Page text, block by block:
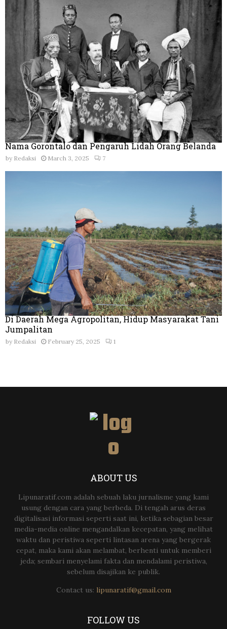
Nama Gorontalo dan Pengaruh Lidah Orang Belanda
by Redaksi March 3, 2025 7
Di Daerah Mega Agropolitan, Hidup Masyarakat Tani
Jumpalitan
by Redaksi February 25, 2025 1
ABOUT US
Lipunaratif.com adalah sebuah laku jurnalisme yang kami
usung dengan cara yang berbeda. Di tengah arus deras
digitalisasi informasi seperti saat ini, ketika sebagian besar
media-media online mengandalkan kecepatan, yang melihat
waktu dan peristiwa seperti lintasan arena yang bergerak
cepat, maka kami akan melambat, berhenti untuk memberi
jeda; sembari menyelami fakta dan mendalami peristiwa,
sebelum disajikan ke publik.
Contact us: lipunaratif@gmail.com
FOLLOW US